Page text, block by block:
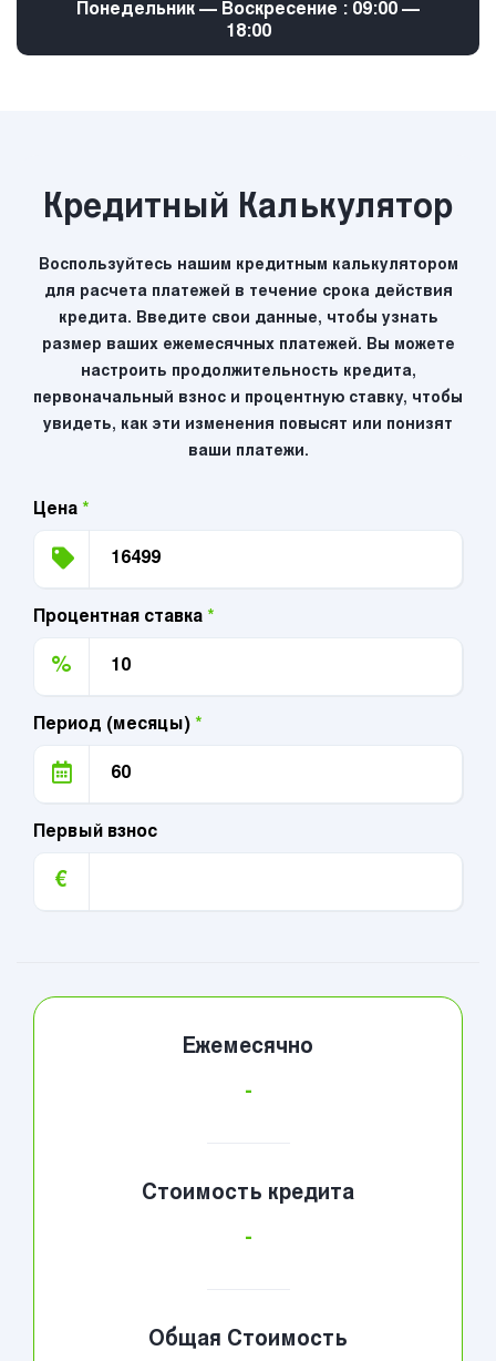
Понедельник — Воскресение : 09:00 —
18:00
Кредитный Калькулятор
Воспользуйтесь нашим кредитным калькулятором
для расчета платежей в течение срока действия
кредита. Введите свои данные, чтобы узнать
размер ваших ежемесячных платежей. Вы можете
настроить продолжительность кредита,
первоначальный взнос и процентную ставку, чтобы
увидеть, как эти изменения повысят или понизят
ваши платежи.
Цена *
Процентная ставка *
%
Период (месяцы) *
Первый взнос
€
Ежемесячно
-
Стоимость кредита
-
Общая Стоимость